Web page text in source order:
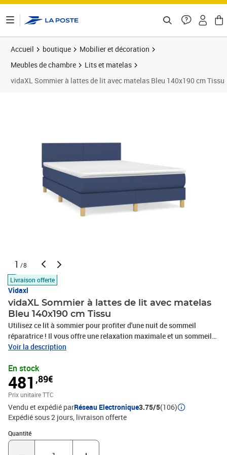
Accueil boutique
Mobilier et décoration
Meubles de chambre
Lits et matelas
vidaXL Sommier à lattes de lit avec matelas Bleu 140x190 cm Tissu
1 /8
Livraison offerte
Vidaxl
vidaXL Sommier à lattes de lit avec matelas
Bleu 140x190 cm Tissu
Utilisez ce lit à sommier pour profiter d'une nuit de sommeil
réparatrice ! Il vous offre une relaxation maximale et un sommeil
agréable. Tissu durable : le tissu présente un aspect simple et
est réglable en hauteur selon vos préférences. La tête de lit vous
offre un excellent soutien du dos lorsque vous êtes assis dans
votre lit pour lire ou regarder la télévision.Matelas à ressorts
ensachés : le ressort ensaché individuel intégré est connu pour sa
très haute qualité tout en assurant un haut niveau de durabilité et
d'adaptabilité. Il peut absorber efficacement le bruit et les chocs
causés par les sauts et les rotations.Support moyen-dur : ce
matelas de lit offre une stabilité accrue et juste le niveau de
Voir la description
En stock
481 ,89€
Prix unitaire TTC
Vendu et expédié parRéseau Electronique3.75/5(106)
Expédié sous 2 jours livraison offerte
Quantité
Quantité : 1